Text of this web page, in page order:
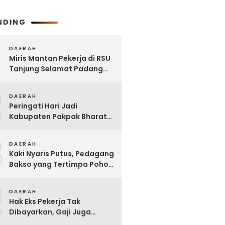
DAERAH
Miris Mantan Pekerja di RSU
Tanjung Selamat Padang
DAERAH
Peringati Hari Jadi
Kabupaten Pakpak Bharat
dan Budaya
DAERAH
Kaki Nyaris Putus, Pedagang
Bakso yang Tertimpa Pohon
DAERAH
Hak Eks Pekerja Tak
Dibayarkan, Gaji Juga